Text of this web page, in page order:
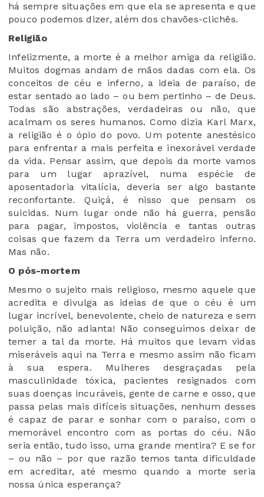
há sempre situações em que ela se apresenta e que
pouco podemos dizer, além dos chavões-clichês.
Religião
Infelizmente, a morte é a melhor amiga da religião.
Muitos dogmas andam de mãos dadas com ela. Os
conceitos de céu e inferno, a ideia de paraíso, de
estar sentado ao lado – ou bem pertinho – de Deus.
Todas são abstrações, verdadeiras ou não, que
acalmam os seres humanos. Como dizia Karl Marx,
a religião é o ópio do povo. Um potente anestésico
para enfrentar a mais perfeita e inexorável verdade
da vida. Pensar assim, que depois da morte vamos
para um lugar aprazível, numa espécie de
aposentadoria vitalícia, deveria ser algo bastante
reconfortante. Quiçá, é nisso que pensam os
suicidas. Num lugar onde não há guerra, pensão
para pagar, impostos, violência e tantas outras
coisas que fazem da Terra um verdadeiro inferno.
Mas não.
O pós-mortem
Mesmo o sujeito mais religioso, mesmo aquele que
acredita e divulga as ideias de que o céu é um
lugar incrível, benevolente, cheio de natureza e sem
poluição, não adianta! Não conseguimos deixar de
temer a tal da morte. Há muitos que levam vidas
miseráveis aqui na Terra e mesmo assim não ficam
à sua espera. Mulheres desgraçadas pela
masculinidade tóxica, pacientes resignados com
suas doenças incuráveis, gente de carne e osso, que
passa pelas mais difíceis situações, nenhum desses
é capaz de parar e sonhar com o paraíso, com o
memorável encontro com as portas do céu. Não
seria então, tudo isso, uma grande mentira? E se for
– ou não – por que razão temos tanta dificuldade
em acreditar, até mesmo quando a morte seria
nossa única esperança?